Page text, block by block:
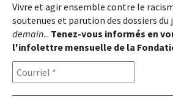
En renseignant votre adresse
consentez à recevoir l'infolettre de
Seligmann, conformément à notre
confidentialité. Il vous sera
désabonner à tout moment.
Vivre et agir ensemble contre le
soutenues et parution des dossiers
demain... Tenez-vous informés en
l'infolettre mensuelle de la